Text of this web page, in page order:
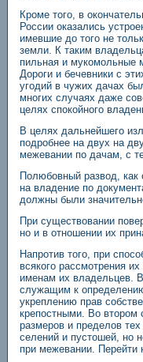
Кроме того, в
России оказались
имевшие до того не
земли. К таким
пильная и мукомольные
Дороги и бечевники с
угодий в чужих дачах
многих случаях даже
целях спокойного
В целях дальнейшего
подробнее на двух на
межевании по дачам, с
Полюбовный развод, как
на владение по
должны были
При существовании
но и в отношении их
Напротив того, при
всякого рассмотрения
именам их владельцев.
служащим к
укреплению прав
крепостными. Во втором
размеров и пределов
селений и пустошей, но
при межевании. Перейти